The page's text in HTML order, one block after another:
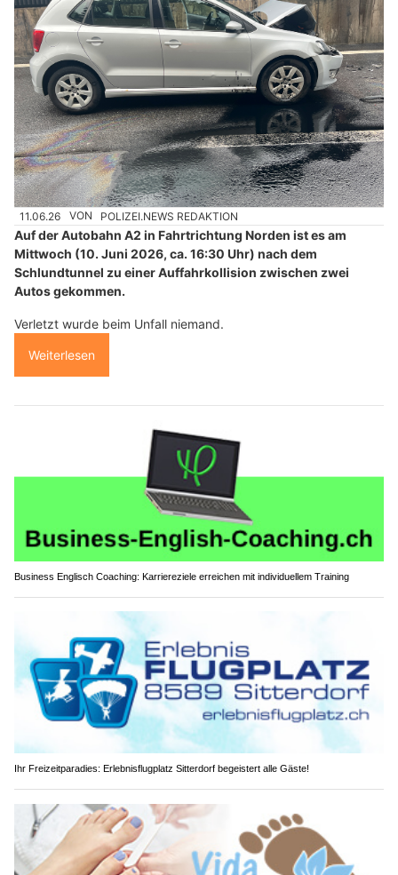
11.06.26 VON POLIZEI.NEWS REDAKTION
Auf der Autobahn A2 in Fahrtrichtung Norden ist es am
Mittwoch (10. Juni 2026, ca. 16:30 Uhr) nach dem
Schlundtunnel zu einer Auffahrkollision zwischen zwei
Autos gekommen.
Verletzt wurde beim Unfall niemand.
Weiterlesen
Business Englisch Coaching: Karriereziele erreichen mit individuellem Training
Ihr Freizeitparadies: Erlebnisflugplatz Sitterdorf begeistert alle Gäste!